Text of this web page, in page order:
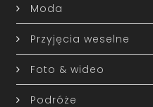
Moda
Przyjęcia weselne
Foto & wideo
Podróże